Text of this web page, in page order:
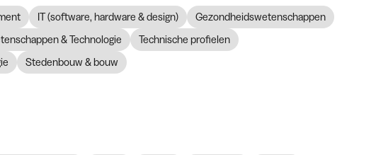
IT (software, hardware & design)
Gezondheidswetenschappen
& Technologie
Technische profielen
Stedenbouw & bouw